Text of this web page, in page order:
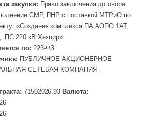
закупки: Право заключения договора
СМР, ПНР с поставкой МТРиО по
«Создание комплекса ПА АОПО 1АТ,
ПС 220 кВ Хехцир»
по: 223-ФЗ
ПУБЛИЧНОЕ АКЦИОНЕРНОЕ
СЕТЕВАЯ КОМПАНИЯ -
71502026.93 Валюта: